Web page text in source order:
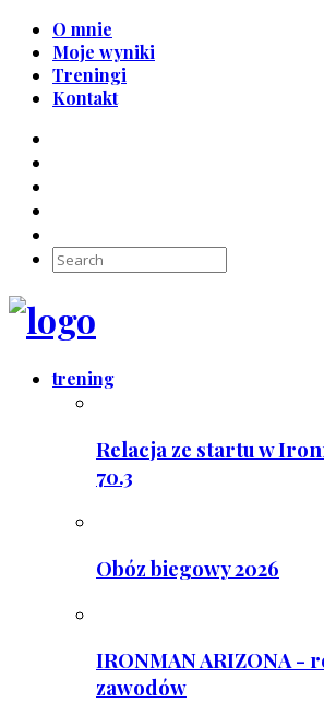
O mnie
Moje wyniki
Treningi
Kontakt
trening
Relacja ze startu w
70.3
Obóz biegowy 2026
IRONMAN ARIZONA -
zawodów